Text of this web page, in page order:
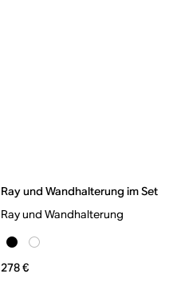
Ray und Wandhalterung im Set
Ray und Wandhalterung
278 €